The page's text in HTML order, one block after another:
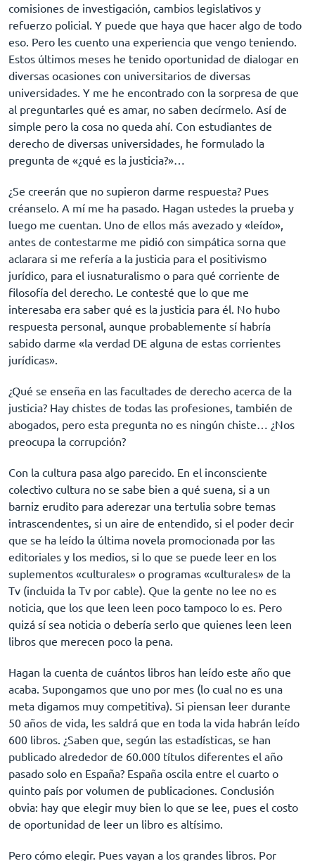
comisiones de investigación, cambios legislativos y
refuerzo policial. Y puede que haya que hacer algo de todo
eso. Pero les cuento una experiencia que vengo teniendo.
Estos últimos meses he tenido oportunidad de dialogar en
diversas ocasiones con universitarios de diversas
universidades. Y me he encontrado con la sorpresa de que
al preguntarles qué es amar, no saben decírmelo. Así de
simple pero la cosa no queda ahí. Con estudiantes de
derecho de diversas universidades, he formulado la
pregunta de «¿qué es la justicia?»…
¿Se creerán que no supieron darme respuesta? Pues
créanselo. A mí me ha pasado. Hagan ustedes la prueba y
luego me cuentan. Uno de ellos más avezado y «leído»,
antes de contestarme me pidió con simpática sorna que
aclarara si me refería a la justicia para el positivismo
jurídico, para el iusnaturalismo o para qué corriente de
filosofía del derecho. Le contesté que lo que me
interesaba era saber qué es la justicia para él. No hubo
respuesta personal, aunque probablemente sí habría
sabido darme «la verdad DE alguna de estas corrientes
jurídicas».
¿Qué se enseña en las facultades de derecho acerca de la
justicia? Hay chistes de todas las profesiones, también de
abogados, pero esta pregunta no es ningún chiste… ¿Nos
preocupa la corrupción?
Con la cultura pasa algo parecido. En el inconsciente
colectivo cultura no se sabe bien a qué suena, si a un
barniz erudito para aderezar una tertulia sobre temas
intrascendentes, si un aire de entendido, si el poder decir
que se ha leído la última novela promocionada por las
editoriales y los medios, si lo que se puede leer en los
suplementos «culturales» o programas «culturales» de la
Tv (incluida la Tv por cable). Que la gente no lee no es
noticia, que los que leen leen poco tampoco lo es. Pero
quizá sí sea noticia o debería serlo que quienes leen leen
libros que merecen poco la pena.
Hagan la cuenta de cuántos libros han leído este año que
acaba. Supongamos que uno por mes (lo cual no es una
meta digamos muy competitiva). Si piensan leer durante
50 años de vida, les saldrá que en toda la vida habrán leído
600 libros. ¿Saben que, según las estadísticas, se han
publicado alrededor de 60.000 títulos diferentes el año
pasado solo en España? España oscila entre el cuarto o
quinto país por volumen de publicaciones. Conclusión
obvia: hay que elegir muy bien lo que se lee, pues el costo
de oportunidad de leer un libro es altísimo.
Pero cómo elegir. Pues vayan a los grandes libros. Por